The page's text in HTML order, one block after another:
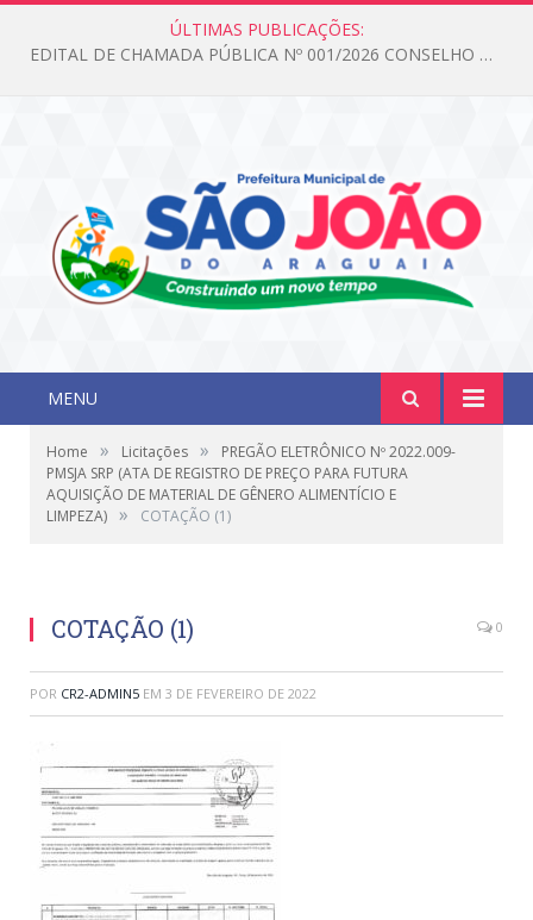
ÚLTIMAS PUBLICAÇÕES:
Edital de Chamada Pública N°001/2026 Conselho CMAS
MENU
Home » Licitações »
PREGÃO ELETRÔNICO Nº 2022.009-
PMSJA SRP (ATA DE REGISTRO DE PREÇO PARA FUTURA
AQUISIÇÃO DE MATERIAL DE GÊNERO ALIMENTÍCIO E
LIMPEZA) » COTAÇÃO (1)
COTAÇÃO (1) 0
POR CR2-ADMIN5 EM 3 DE FEVEREIRO DE 2022